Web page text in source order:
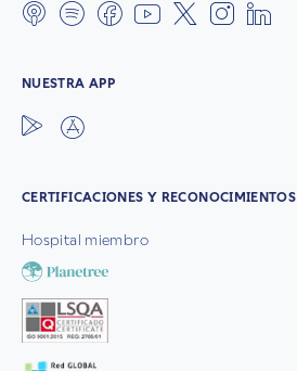
NUESTRA APP
CERTIFICACIONES Y RECONOCIMIENTOS
Hospital miembro